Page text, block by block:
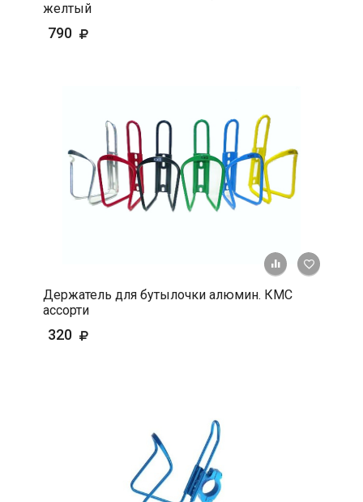
желтый
790
+ К
Держатель для бутылочки алюмин. КМС
ассорти
320